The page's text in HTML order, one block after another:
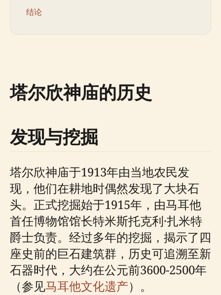
结论
塔尔欣神庙的历史
发现与挖掘
塔尔欣神庙于1913年由当地农民发
现，他们在耕地时偶然发现了大块石
头。正式挖掘始于1915年，由马耳他
首任博物馆馆长特米斯托克利·扎米特
爵士负责。经过多年的挖掘，揭示了四
座史前的巨石建筑群，历史可追溯至新
石器时代，大约在公元前3600-2500年
（参见马耳他文化遗产）。